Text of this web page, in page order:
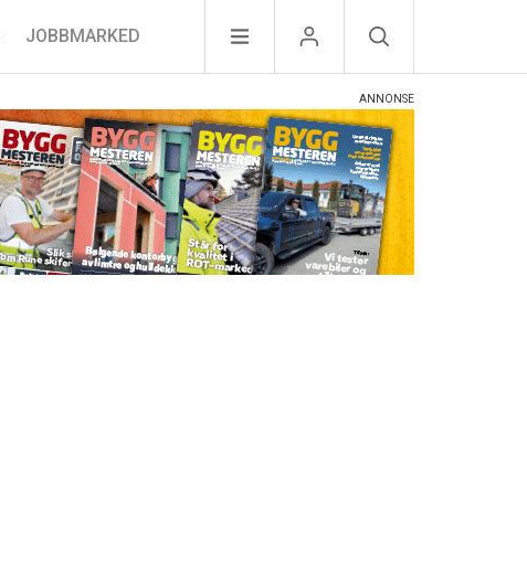
JOBBMARKED